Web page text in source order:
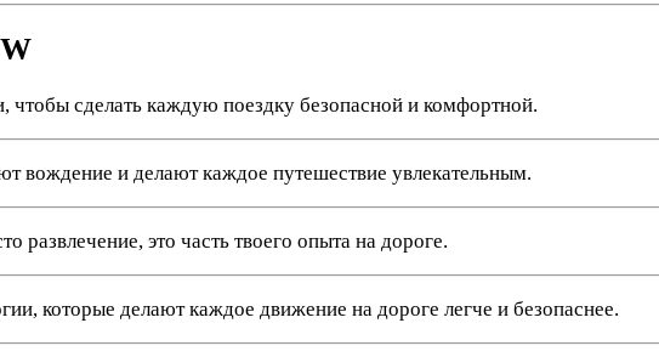
чтобы сделать каждую поездку безопасной и комфортной.
вождение и делают каждое путешествие увлекательным.
это часть твоего опыта на дороге.
которые делают каждое движение на дороге легче и безопаснее.